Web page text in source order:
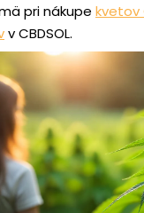
pri nákupe kvetov
v CBDSOL.